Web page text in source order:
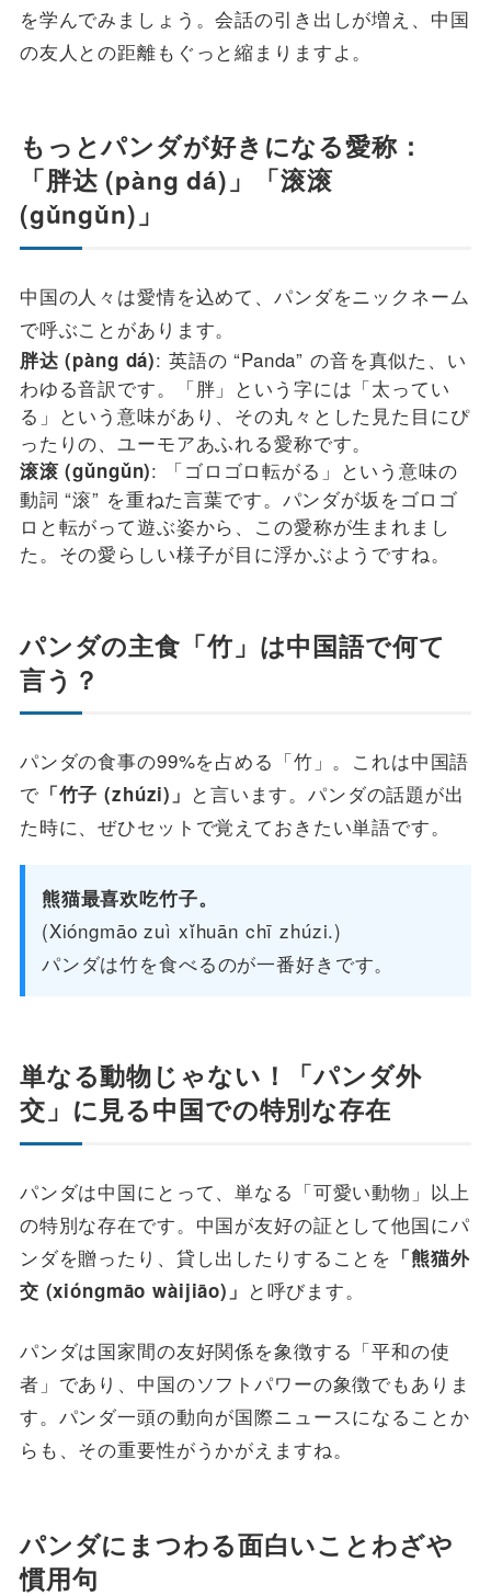
を学んでみましょう。会話の引き出しが増え、中国
の友人との距離もぐっと縮まりますよ。
もっとパンダが好きになる愛称：
「胖达 (pàng dá)」「滚滚
(gǔngǔn)」
中国の人々は愛情を込めて、パンダをニックネーム
で呼ぶことがあります。
胖达 (pàng dá): 英語の “Panda” の音を真似た、い
わゆる音訳です。「胖」という字には「太ってい
る」という意味があり、その丸々とした見た目にぴ
ったりの、ユーモアあふれる愛称です。
滚滚 (gǔngǔn): 「ゴロゴロ転がる」という意味の
動詞 “滚” を重ねた言葉です。パンダが坂をゴロゴ
ロと転がって遊ぶ姿から、この愛称が生まれまし
た。その愛らしい様子が目に浮かぶようですね。
パンダの主食「竹」は中国語で何て
言う？
パンダの食事の99%を占める「竹」。これは中国語
で 「竹子 (zhúzi)」 と言います。パンダの話題が出
た時に、ぜひセットで覚えておきたい単語です。
熊猫最喜欢吃竹子。
(Xióngmāo zuì xǐhuān chī zhúzi.)
パンダは竹を食べるのが一番好きです。
単なる動物じゃない！「パンダ外
交」に見る中国での特別な存在
パンダは中国にとって、単なる「可愛い動物」以上
の特別な存在です。中国が友好の証として他国にパ
ンダを贈ったり、貸し出したりすることを 「熊猫外
交 (xióngmāo wàijiāo)」 と呼びます。
パンダは国家間の友好関係を象徴する「平和の使
者」であり、中国のソフトパワーの象徴でもありま
す。パンダ一頭の動向が国際ニュースになることか
らも、その重要性がうかがえますね。
パンダにまつわる面白いことわざや
慣用句